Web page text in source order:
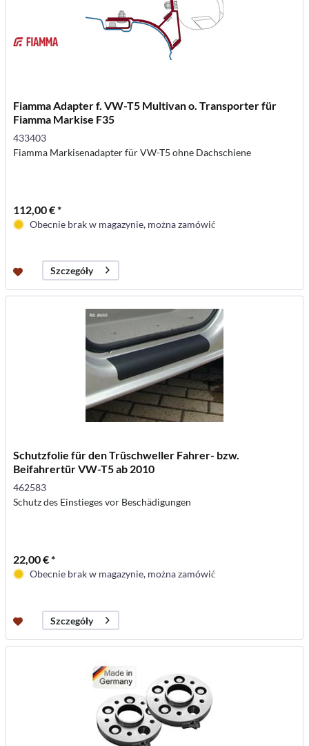
Fiamma Adapter f. VW-T5 Multivan o. Transporter für
Fiamma Markise F35
433403
Fiamma Markisenadapter für VW-T5 ohne Dachschiene
112,00 € *
Obecnie brak w magazynie, można zamówić
Szczegóły
Schutzfolie für den Trüschweller Fahrer- bzw.
Beifahrertür VW-T5 ab 2010
462583
Schutz des Einstieges vor Beschädigungen
22,00 € *
Obecnie brak w magazynie, można zamówić
Szczegóły